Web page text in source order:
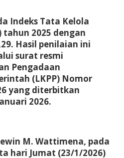
Indeks Tata Kelola
tahun 2025 dengan
Hasil penilaian ini
surat resmi
Pengadaan
(LKPP) Nomor
yang diterbitkan
2026.
M. Wattimena, pada
hari Jumat (23/1/2026)